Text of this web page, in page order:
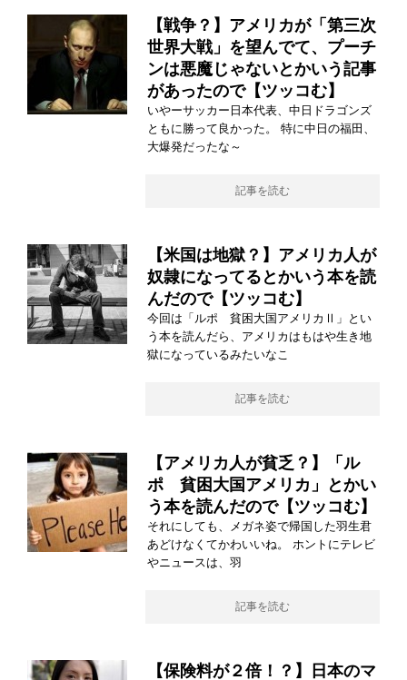
【戦争？】アメリカが「第三次
世界大戦」を望んでて、プーチ
ンは悪魔じゃないとかいう記事
があったので【ツッコむ】
いやーサッカー日本代表、中日ドラゴンズ
ともに勝って良かった。 特に中日の福田、
大爆発だったな～
記事を読む
【米国は地獄？】アメリカ人が
奴隷になってるとかいう本を読
んだので【ツッコむ】
今回は「ルポ 貧困大国アメリカⅡ」とい
う本を読んだら、アメリカはもはや生き地
獄になっているみたいなこ
記事を読む
【アメリカ人が貧乏？】「ル
ポ 貧困大国アメリカ」とかい
う本を読んだので【ツッコむ】
それにしても、メガネ姿で帰国した羽生君
あどけなくてかわいいね。 ホントにテレビ
やニュースは、羽
記事を読む
【保険料が２倍！？】日本のマ